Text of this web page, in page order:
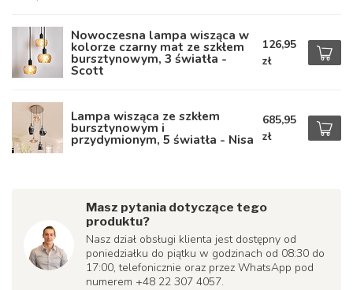
Nowoczesna lampa wisząca w
kolorze czarny mat ze szkłem
bursztynowym, 3 światła -
Scott
126,95
zł
Lampa wisząca ze szkłem
bursztynowym i
przydymionym, 5 światła - Nisa
685,95
zł
Masz pytania dotyczące tego
produktu?
Nasz dział obsługi klienta jest dostępny od
poniedziałku do piątku w godzinach od 08:30 do
17:00, telefonicznie oraz przez WhatsApp pod
numerem +48 22 307 4057.